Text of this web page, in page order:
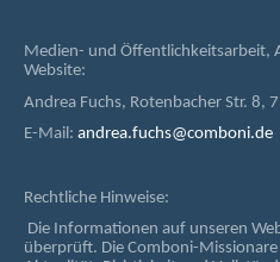
Medien- und Öffentlichkeitsarbeit,
Website:
Andrea Fuchs, Rotenbacher Str. 8,
E-Mail: andrea.fuchs@comboni.de
Rechtliche Hinweise:
Die Informationen auf unseren
überprüft. Die Comboni-